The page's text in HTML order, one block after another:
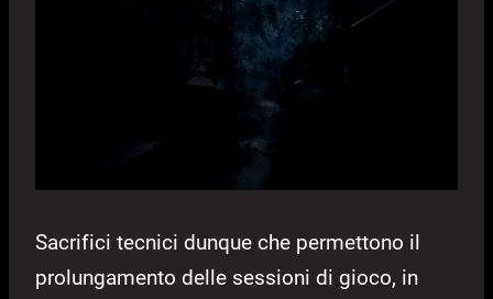
Sacrifici tecnici dunque che permettono il
prolungamento delle sessioni di gioco, in